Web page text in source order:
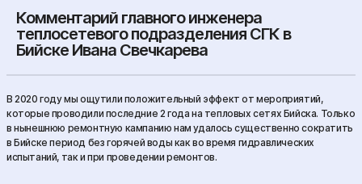
Комментарий главного инженера
теплосетевого подразделения СГК в
Бийске Ивана Свечкарева
В 2020 году мы ощутили положительный эффект от мероприятий,
которые проводили последние 2 года на тепловых сетях Бийска. Только
в нынешнюю ремонтную кампанию нам удалось существенно сократить
в Бийске период без горячей воды как во время гидравлических
испытаний, так и при проведении ремонтов.